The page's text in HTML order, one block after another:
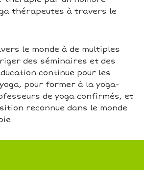
thérapeutes à travers le
le monde à de multiples
des séminaires et des
continue pour les
pour former à la yoga-
de yoga confirmés, et
reconnue dans le monde